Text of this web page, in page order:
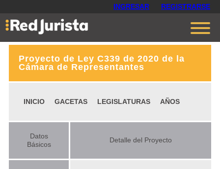
INGRESAR REGISTRARSE
Contáctanos
Planes
Proyecto de Ley C339 de 2020 de la
Cámara de Representantes
INICIO GACETAS LEGISLATURAS AÑOS
Datos
Básicos
Detalle del Proyecto